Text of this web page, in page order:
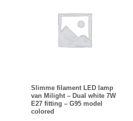
Slimme filament LED lamp
van Milight – Dual white 7W
E27 fitting – G95 model
colored